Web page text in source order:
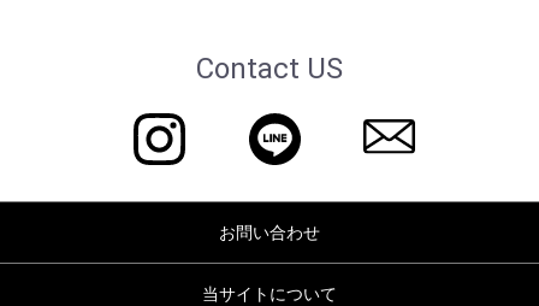
Contact US
お問い合わせ
当サイトについて